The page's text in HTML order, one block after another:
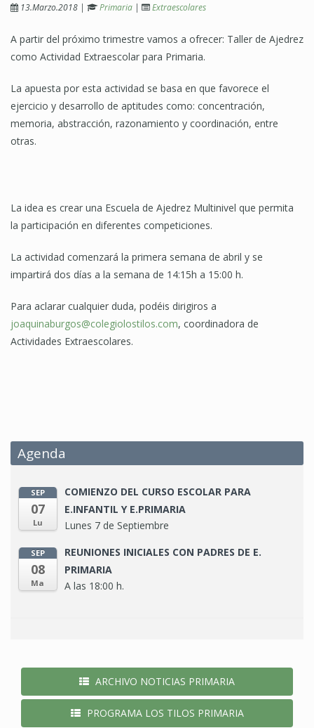
13.Marzo.2018 | Primaria | Extraescolares
A partir del próximo trimestre vamos a ofrecer: Taller de Ajedrez
como Actividad Extraescolar para Primaria.
La apuesta por esta actividad se basa en que favorece el
ejercicio y desarrollo de aptitudes como: concentración,
memoria, abstracción, razonamiento y coordinación, entre
otras.
La idea es crear una Escuela de Ajedrez Multinivel que permita
la participación en diferentes competiciones.
La actividad comenzará la primera semana de abril y se
impartirá dos días a la semana de 14:15h a 15:00 h.
Para aclarar cualquier duda, podéis dirigiros a
joaquinaburgos@colegiolostilos.com, coordinadora de
Actividades Extraescolares.
Agenda
SEP
07
Lu
COMIENZO DEL CURSO ESCOLAR PARA
E.INFANTIL Y E.PRIMARIA
Lunes 7 de Septiembre
SEP
08
Ma
REUNIONES INICIALES CON PADRES DE E.
PRIMARIA
A las 18:00 h.
ARCHIVO NOTICIAS PRIMARIA
PROGRAMA LOS TILOS PRIMARIA